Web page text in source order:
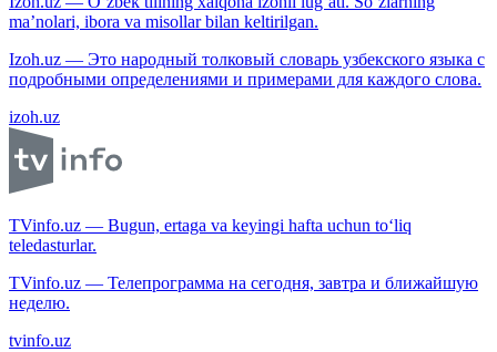
ma’nolari, ibora va misollar bilan keltirilgan.
Izoh.uz — Это народный толковый словарь узбекского языка с
подробными определениями и примерами для каждого слова.
izoh.uz
TVinfo.uz — Bugun, ertaga va keyingi hafta uchun to‘liq
teledasturlar.
TVinfo.uz — Телепрограмма на сегодня, завтра и ближайшую
неделю.
tvinfo.uz